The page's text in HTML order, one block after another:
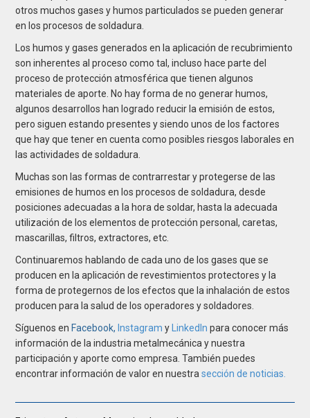
otros muchos gases y humos particulados se pueden generar
en los procesos de soldadura.
Los humos y gases generados en la aplicación de recubrimiento
son inherentes al proceso como tal, incluso hace parte del
proceso de protección atmosférica que tienen algunos
materiales de aporte. No hay forma de no generar humos,
algunos desarrollos han logrado reducir la emisión de estos,
pero siguen estando presentes y siendo unos de los factores
que hay que tener en cuenta como posibles riesgos laborales en
las actividades de soldadura.
Muchas son las formas de contrarrestar y protegerse de las
emisiones de humos en los procesos de soldadura, desde
posiciones adecuadas a la hora de soldar, hasta la adecuada
utilización de los elementos de protección personal, caretas,
mascarillas, filtros, extractores, etc.
Continuaremos hablando de cada uno de los gases que se
producen en la aplicación de revestimientos protectores y la
forma de protegernos de los efectos que la inhalación de estos
producen para la salud de los operadores y soldadores.
Síguenos en Facebook, Instagram y LinkedInpara conocer más
información de la industria metalmecánica y nuestra
participación y aporte como empresa. También puedes
encontrar información de valor en nuestrasección de noticias.